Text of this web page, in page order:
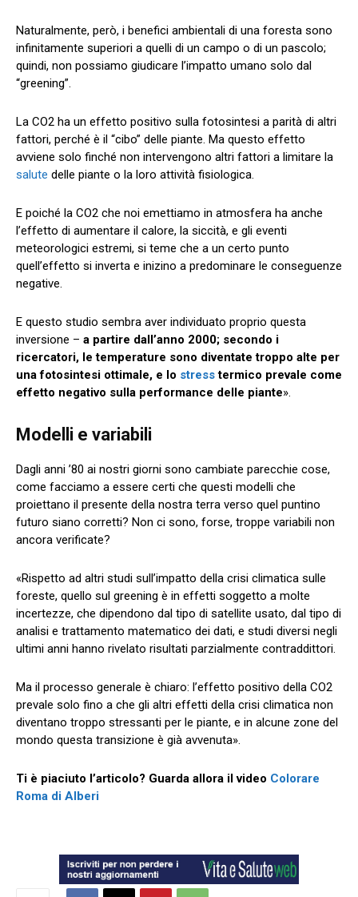
Naturalmente, però, i benefici ambientali di una foresta sono
infinitamente superiori a quelli di un campo o di un pascolo;
quindi, non possiamo giudicare l’impatto umano solo dal
“greening”.
La CO2 ha un effetto positivo sulla fotosintesi a parità di altri
fattori, perché è il “cibo” delle piante. Ma questo effetto
avviene solo finché non intervengono altri fattori a limitare la
salute delle piante o la loro attività fisiologica.
E poiché la CO2 che noi emettiamo in atmosfera ha anche
l’effetto di aumentare il calore, la siccità, e gli eventi
meteorologici estremi, si teme che a un certo punto
quell’effetto si inverta e inizino a predominare le conseguenze
negative.
E questo studio sembra aver individuato proprio questa
inversione – a partire dall’anno 2000; secondo i
ricercatori, le temperature sono diventate troppo alte per
una fotosintesi ottimale, e lo stresstermico prevale come
effetto negativo sulla performance delle piante».
Modelli e variabili
Dagli anni ’80 ai nostri giorni sono cambiate parecchie cose,
come facciamo a essere certi che questi modelli che
proiettano il presente della nostra terra verso quel puntino
futuro siano corretti? Non ci sono, forse, troppe variabili non
ancora verificate?
«Rispetto ad altri studi sull’impatto della crisi climatica sulle
foreste, quello sul greening è in effetti soggetto a molte
incertezze, che dipendono dal tipo di satellite usato, dal tipo di
analisi e trattamento matematico dei dati, e studi diversi negli
ultimi anni hanno rivelato risultati parzialmente contraddittori.
Ma il processo generale è chiaro: l’effetto positivo della CO2
prevale solo fino a che gli altri effetti della crisi climatica non
diventano troppo stressanti per le piante, e in alcune zone del
mondo questa transizione è già avvenuta».
Ti è piaciuto l’articolo? Guarda allora il video Colorare
Roma di Alberi